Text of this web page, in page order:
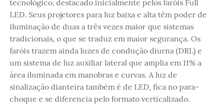
tecnológico, destacado inicialmente pelos faróis Full
LED. Seus projetores para luz baixa e alta têm poder de
iluminação de duas a três vezes maior que sistemas
tradicionais, o que se traduz em maior segurança. Os
faróis trazem ainda luzes de condução diurna (DRL) e
um sistema de luz auxiliar lateral que amplia em 11% a
área iluminada em manobras e curvas. A luz de
sinalização dianteira também é de LED, fica no para-
choque e se diferencia pelo formato verticalizado.